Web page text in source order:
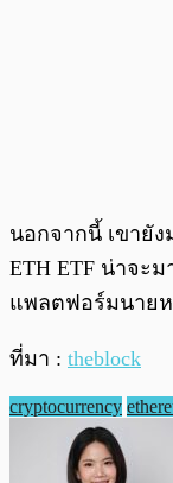
นอกจากนี้ เขายั
ETH ETF น่าจะ
แพลตฟอร์มนาย
ที่มา : theblock
cryptocurrency